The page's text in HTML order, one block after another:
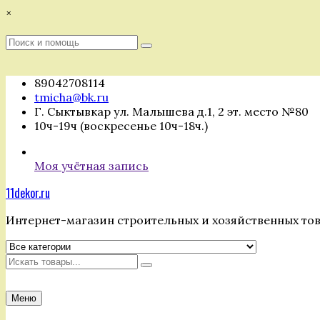
Перейти
содержимому
×
Поиск
Поиск
89042708114
tmicha@bk.ru
Г. Сыктывкар ул. Малышева д.1, 2 эт. место №80
10ч-19ч (воскресенье 10ч-18ч.)
Моя учётная запись
11dekor.ru
Интернет-магазин строительных и хозяйственных
Искать
Меню